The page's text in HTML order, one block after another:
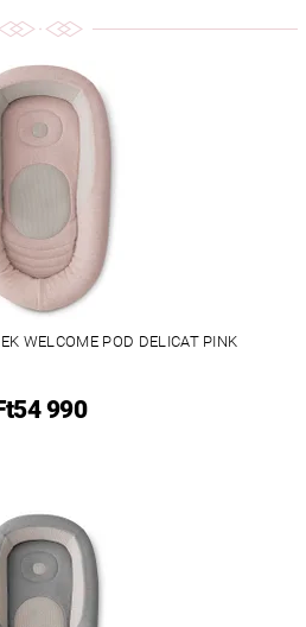
WELCOME POD DELICAT PINK
990